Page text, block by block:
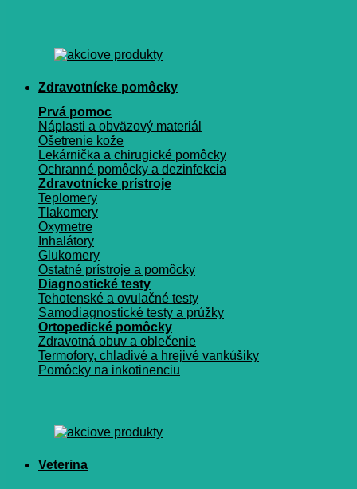
Zdravotnícke pomôcky
Prvá pomoc
Náplasti a obväzový materiál
Ošetrenie kože
Lekárnička a chirugické pomôcky
Ochranné pomôcky a dezinfekcia
Zdravotnícke prístroje
Teplomery
Tlakomery
Oxymetre
Inhalátory
Glukomery
Ostatné prístroje a pomôcky
Diagnostické testy
Tehotenské a ovulačné testy
Samodiagnostické testy a prúžky
Ortopedické pomôcky
Zdravotná obuv a oblečenie
Termofory, chladivé a hrejivé vankúšiky
Pomôcky na inkotinenciu
Veterina